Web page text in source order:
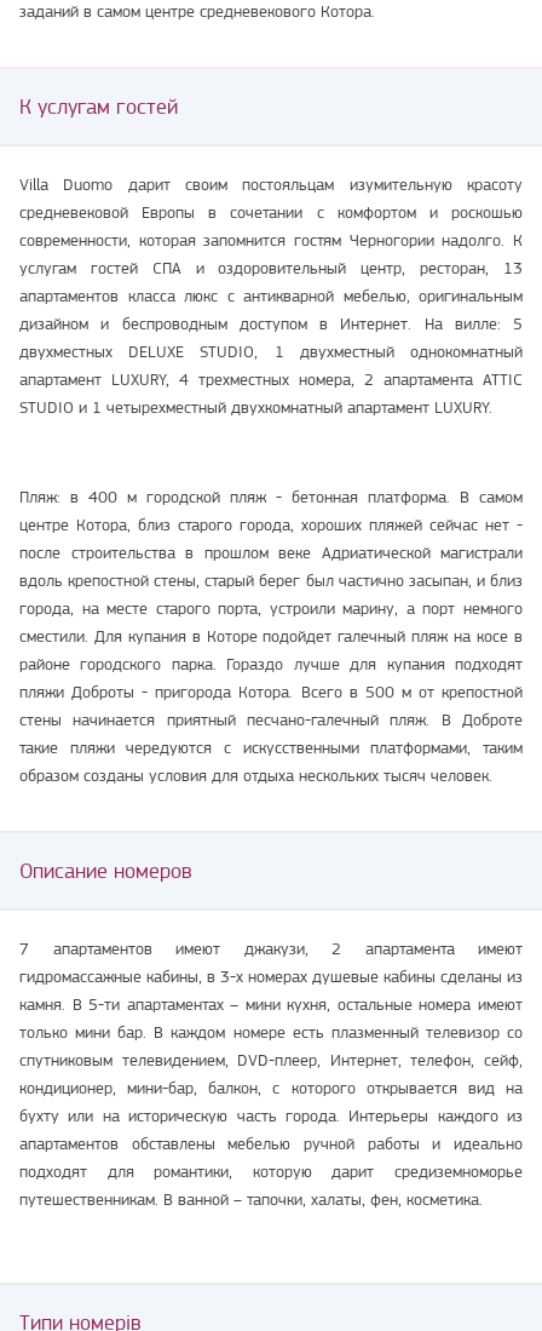
заданий в самом центре средневекового Котора.
К услугам гостей
Villa Duomo дарит своим постояльцам изумительную красоту
средневековой Европы в сочетании с комфортом и роскошью
современности, которая запомнится гостям Черногории надолго. К
услугам гостей СПА и оздоровительный центр, ресторан, 13
апартаментов класса люкс с антикварной мебелью, оригинальным
дизайном и беспроводным доступом в Интернет. На вилле: 5
двухместных DELUXE STUDIO, 1 двухместный однокомнатный
апартамент LUXURY, 4 трехместных номера, 2 апартамента ATTIC
STUDIO и 1 четырехместный двухкомнатный апартамент LUXURY.
Пляж: в 400 м городской пляж - бетонная платформа. В самом
центре Котора, близ старого города, хороших пляжей сейчас нет -
после строительства в прошлом веке Адриатической магистрали
вдоль крепостной стены, старый берег был частично засыпан, и близ
города, на месте старого порта, устроили марину, а порт немного
сместили. Для купания в Которе подойдет галечный пляж на косе в
районе городского парка. Гораздо лучше для купания подходят
пляжи Доброты - пригорода Котора. Всего в 500 м от крепостной
стены начинается приятный песчано-галечный пляж. В Доброте
такие пляжи чередуются с искусственными платформами, таким
образом созданы условия для отдыха нескольких тысяч человек.
Описание номеров
7 апартаментов имеют джакузи, 2 апартамента имеют
гидромассажные кабины, в 3-х номерах душевые кабины сделаны из
камня. В 5-ти апартаментах – мини кухня, остальные номера имеют
только мини бар. В каждом номере есть плазменный телевизор со
спутниковым телевидением, DVD-плеер, Интернет, телефон, сейф,
кондиционер, мини-бар, балкон, с которого открывается вид на
бухту или на историческую часть города. Интерьеры каждого из
апартаментов обставлены мебелью ручной работы и идеально
подходят для романтики, которую дарит средиземноморье
путешественникам. В ванной – тапочки, халаты, фен, косметика.
Типи номерів